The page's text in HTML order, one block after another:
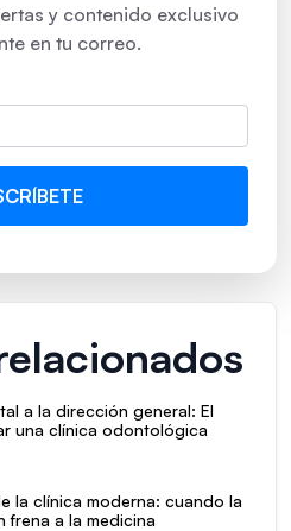
y contenido exclusivo
en tu correo.
a la dirección general: El
una clínica odontológica
la clínica moderna: cuando la
frena a la medicina